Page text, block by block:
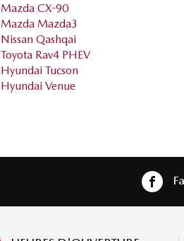
Mazda CX-90
Mazda Mazda3
Nissan Qashqai
Toyota Rav4 PHEV
Hyundai Tucson
Hyundai Venue